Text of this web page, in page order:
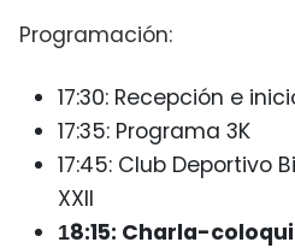
Programación:
17:30: Recepción e
17:35: Programa 3K
17:45: Club Deportivo
XXII
18:15: Charla-